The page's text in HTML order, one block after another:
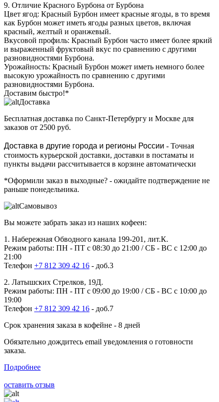
9. Отличие Красного Бурбона от Бурбона
Цвет ягод: Красный Бурбон имеет красные ягоды, в то время
как Бурбон может иметь ягоды разных цветов, включая
красный, желтый и оранжевый.
Вкусовой профиль: Красный Бурбон часто имеет более яркий
и выраженный фруктовый вкус по сравнению с другими
разновидностями Бурбона.
Урожайность: Красный Бурбон может иметь немного более
высокую урожайность по сравнению с другими
разновидностями Бурбона.
Доставим быстро!*
Доставка
Бесплатная доставка по Санкт-Петербургу и Москве для
заказов от 2500 руб.
Доставка в другие города и регионы России - Точная
стоимость курьерской доставки, доставки в постаматы и
пункты выдачи рассчитывается в корзине автоматически
*Оформили заказ в выходные? - ожидайте подтверждение не
раньше понедельника.
Самовывоз
Вы можете забрать заказ из наших кофеен:
1. Набережная Обводного канала 199-201, лит.К.
Режим работы: ПН - ПТ с 08:30 до 21:00 / СБ - ВС с 12:00 до
21:00
Телефон +7 812 309 42 16 - доб.3
2. Латышских Стрелков, 19Д.
Режим работы: ПН - ПТ с 09:00 до 19:00 / СБ - ВС с 10:00 до
19:00
Телефон +7 812 309 42 16 - доб.7
Срок хранения заказа в кофейне - 8 дней
Обязательно дождитесь email уведомления о готовности
заказа.
Подробнее
оставить отзыв